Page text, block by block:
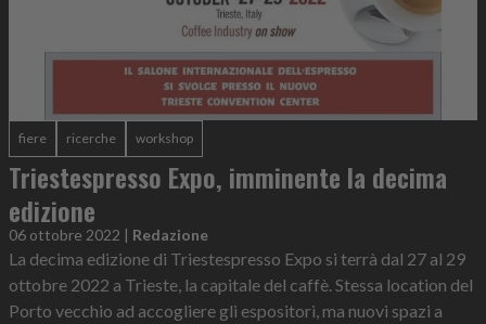
fiere ricerche workshop
Triestespresso Expo, imminente la decima
edizione
06 ottobre 2022 | Redazione
La decima edizione di Triestespresso Expo si terrà dal 27 al 29
ottobre 2022 a Trieste, la capitale del caffè. Stessa location del
Porto vecchio ad accogliere gli espositori, ma nuovi spazi a